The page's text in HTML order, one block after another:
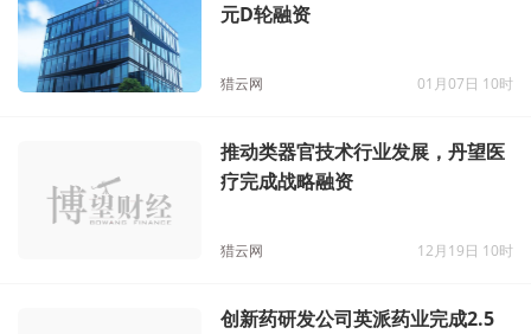
元D轮融资
猎云网 01月07日 10时
推动类器官技术行业发展，丹望医
疗完成战略融资
猎云网 12月19日 10时
创新药研发公司英派药业完成2.5